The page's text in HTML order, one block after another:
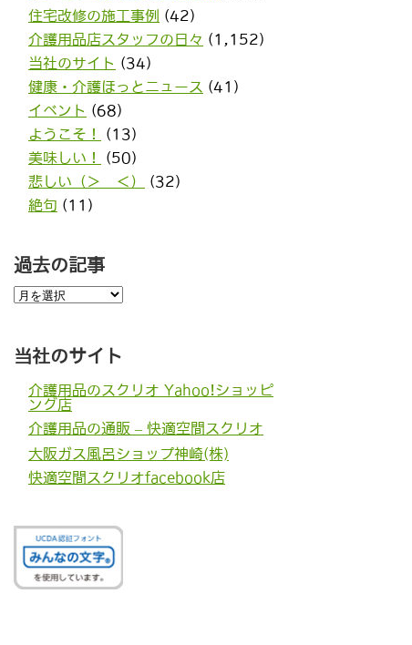
住宅改修の施工事例 (42)
介護用品店スタッフの日々 (1,152)
当社のサイト (34)
健康・介護ほっとニュース (41)
イベント (68)
ようこそ！
(13)
美味しい！
(50)
悲しい（＞＿＜）
(32)
絶句 (11)
過去の記事
過
去
事
当社のサイト
介護用品のスクリオ Yahoo!ショッピ
ング店
介護用品の通販 – 快適空間スクリオ
大阪ガス風呂ショップ神崎(株)
快適空間スクリオfacebook店